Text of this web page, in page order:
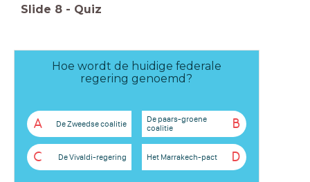
Slide 8 - Quiz
Hoe wordt de huidige federale
regering genoemd?
A De Zweedse coalitie B
De paars-groene
coalitie
C De Vivaldi-regering D
Het Marrakech-pact